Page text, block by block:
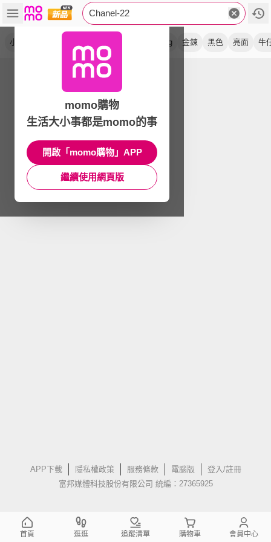
Chanel-22
小牛皮 handbag 金鍊 黑色 亮面 牛
APP下載 隱私權政策 服務條款 電腦版
登入/註冊
富邦媒體科技股份有限公司 統編：27365925
momo購物
生活大小事都是momo的事
開啟「momo購物」APP
繼續使用網頁版
首頁 逛逛 追蹤清單 購物車 會員中心